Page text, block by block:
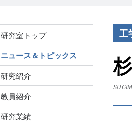
研究室トップ
ニュース＆トピックス
研究紹介
教員紹介
研究業績
工